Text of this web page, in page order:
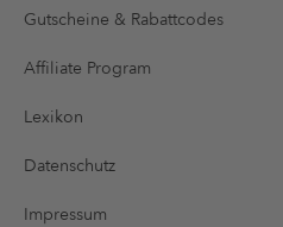
Gutscheine & Rabattcodes
Affiliate Program
Lexikon
Datenschutz
Impressum